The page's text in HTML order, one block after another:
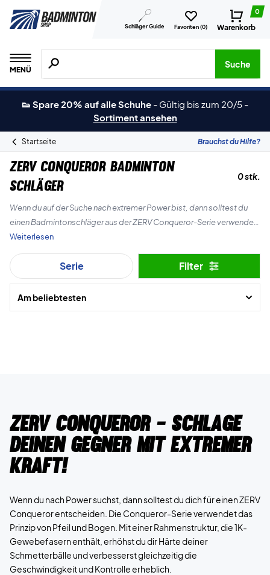
Schläger Guide Favoriten (0)
0
Warenkorb
MENÜ
Suche nach Produkten, Marken usw.
Suche
👟 Spare 20% auf alle Schuhe - Gültig bis zum 20/5 -
Sortiment ansehen
Startseite Brauchst du Hilfe?
ZERV Conqueror Badminton
Schläger
0 stk.
Wenn du auf der Suche nach extremer Power bist, dann solltest du
einen Badmintonschläger aus der ZERV Conqueror-Serie verwenden.
wildeste Offensive mit einem dieser großartigen Schläger.
Weiterlesen
Serie Filter
Am beliebtesten
ZERV Conqueror - Schlage
deinen Gegner mit extremer
Kraft!
Wenn du nach Power suchst, dann solltest du dich für einen ZERV
Conqueror entscheiden. Die Conqueror-Serie verwendet das
Prinzip von Pfeil und Bogen. Mit einer Rahmenstruktur, die 1K-
Gewebefasern enthält, erhöhst du dir Härte deiner
Schmetterbälle und verbesserst gleichzeitig die
Geschwindigkeit und Kontrolle erheblich.